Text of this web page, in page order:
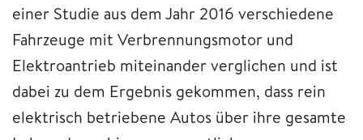
einer Studie aus dem Jahr 2016 verschiedene
Fahrzeuge mit Verbrennungsmotor und
Elektroantrieb miteinander verglichen und ist
dabei zu dem Ergebnis gekommen, dass rein
elektrisch betriebene Autos über ihre gesamte